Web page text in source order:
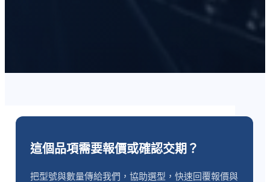
這個品項需要報價或確認交期？
把型號與數量傳給我們，協助選型，快速回覆報價與